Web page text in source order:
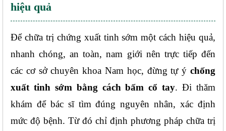
hiệu quả
Để chữa trị chứng xuất tinh sớm một cách hiệu quả,
nhanh chóng, an toàn, nam giới nên trực tiếp đến
các cơ sở chuyên khoa Nam học, đừng tự ý chống
xuất tinh sớm bằng cách bấm cổ tay. Đi thăm
khám để bác sĩ tìm đúng nguyên nhân, xác định
mức độ bệnh. Từ đó chỉ định phương pháp chữa trị